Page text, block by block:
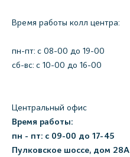
Время работы колл центра:
пн-пт: c 08-00 до 19-00
сб-вс: с 10-00 до 16-00
Центральный офис
Время работы:
пн - пт: с 09-00 до 17-45
Пулковское шоссе, дом 28А